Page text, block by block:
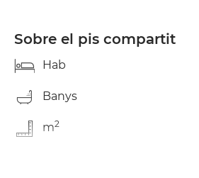
Sobre el pis compartit
Hab
Banys
m2